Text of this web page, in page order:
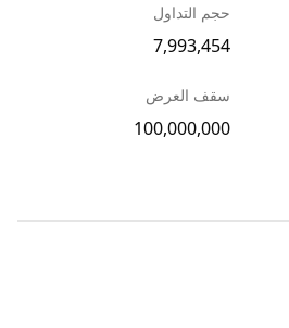
حجم التداول
7,993,454
سقف العرض
100,000,000